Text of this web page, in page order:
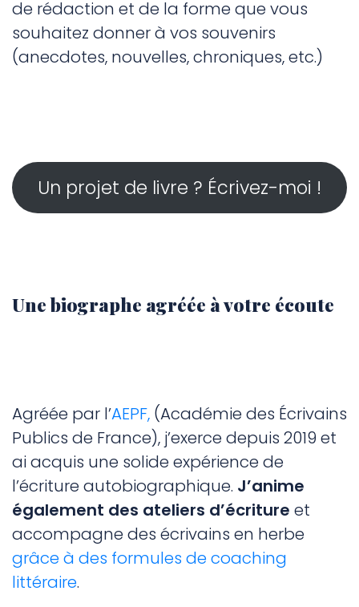
de rédaction et de la forme que vous
souhaitez donner à vos souvenirs
(anecdotes, nouvelles, chroniques, etc.)
Un projet de livre ? Écrivez-moi !
Une biographe agréée à votre écoute
Agréée par l’AEPF, (Académie des Écrivains
Publics de France), j’exerce depuis 2019 et
ai acquis une solide expérience de
l’écriture autobiographique. J’anime
également des ateliers d’écriture et
accompagne des écrivains en herbe
grâce à des formules de coaching
littéraire.